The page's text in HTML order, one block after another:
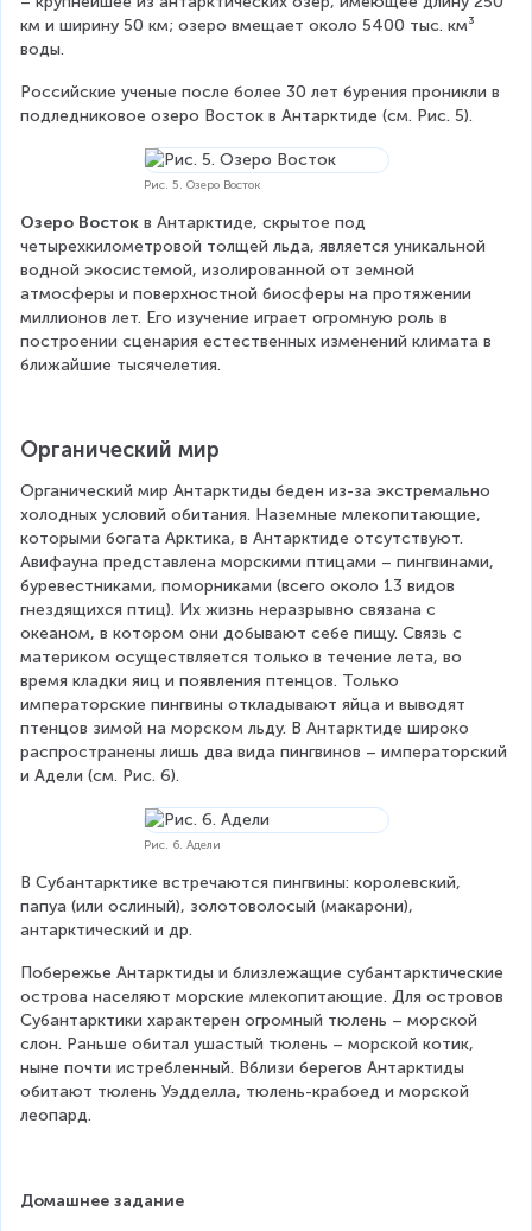
км и ширину 50 км; озеро вмещает около 5400 тыс. км³
воды.
Российские ученые после более 30 лет бурения проникли в
подледниковое озеро Восток в Антарктиде (см. Рис. 5).
Рис. 5. Озеро Восток
Озеро Восток в Антарктиде, скрытое под
четырехкилометровой толщей льда, является уникальной
водной экосистемой, изолированной от земной
атмосферы и поверхностной биосферы на протяжении
миллионов лет. Его изучение играет огромную роль в
построении сценария естественных изменений климата в
ближайшие тысячелетия.
Органический мир
Органический мир Антарктиды беден из-за экстремально
холодных условий обитания. Наземные млекопитающие,
которыми богата Арктика, в Антарктиде отсутствуют.
Авифауна представлена морскими птицами – пингвинами,
буревестниками, поморниками (всего около 13 видов
гнездящихся птиц). Их жизнь неразрывно связана с
океаном, в котором они добывают себе пищу. Связь с
материком осуществляется только в течение лета, во
время кладки яиц и появления птенцов. Только
императорские пингвины откладывают яйца и выводят
птенцов зимой на морском льду. В Антарктиде широко
распространены лишь два вида пингвинов – императорский
и Адели (см. Рис. 6).
Рис. 6. Адели
В Субантарктике встречаются пингвины: королевский,
папуа (или ослиный), золотоволосый (макарони),
антарктический и др.
Побережье Антарктиды и близлежащие субантарктические
острова населяют морские млекопитающие. Для островов
Субантарктики характерен огромный тюлень – морской
слон. Раньше обитал ушастый тюлень – морской котик,
ныне почти истребленный. Вблизи берегов Антарктиды
обитают тюлень Уэдделла, тюлень-крабоед и морской
леопард.
Домашнее задание